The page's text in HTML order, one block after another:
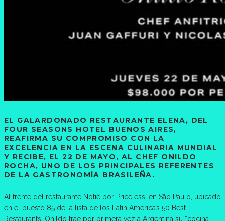
EL GALARDONADO RESTAURANTE ELENA, DEL
FOUR SEASONS HOTEL BUENOS AIRES,
REAFIRMA SU COMPROMISO CON LA
EXCELENCIA EN LA ESCENA CULINARIA MUNDIAL
Y RECIBE, EL 22 DE MAYO, AL CHEF ONILDO
ROCHA, UNO DE LOS PRINCIPALES REFERENTES
DE LA GASTRONOMÍA BRASILEÑA.
Al frente del restaurante Notiê por Priceless, en São Paulo, ubicado
en el puesto 85 de la lista de los Latin America’s 50 Best
Restaurants, Onildo trae por primera vez a Argentina su “cocina